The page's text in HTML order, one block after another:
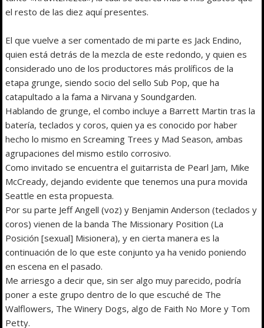
el resto de las diez aquí presentes.
El que vuelve a ser comentado de mi parte es Jack Endino,
quien está detrás de la mezcla de este redondo, y quien es
considerado uno de los productores más prolíficos de la
etapa grunge, siendo socio del sello Sub Pop, que ha
catapultado a la fama a Nirvana y Soundgarden.
Hablando de grunge, el combo incluye a Barrett Martin tras la
batería, teclados y coros, quien ya es conocido por haber
hecho lo mismo en Screaming Trees y Mad Season, ambas
agrupaciones del mismo estilo corrosivo.
Como invitado se encuentra el guitarrista de Pearl Jam, Mike
McCready, dejando evidente que tenemos una pura movida
Seattle en esta propuesta.
Por su parte Jeff Angell (voz) y Benjamin Anderson (teclados y
coros) vienen de la banda The Missionary Position (La
Posición [sexual] Misionera), y en cierta manera es la
continuación de lo que este conjunto ya ha venido poniendo
en escena en el pasado.
Me arriesgo a decir que, sin ser algo muy parecido, podría
poner a este grupo dentro de lo que escuché de The
Walflowers, The Winery Dogs, algo de Faith No More y Tom
Petty.